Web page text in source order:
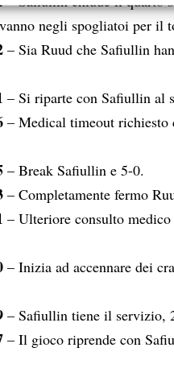
e presentare pubblicità e
sulla privacy.
negli spogliatoi per il
– Sia Ruud che Safiullin
– Si riparte con Safiullin al
– Medical timeout richiesto
– Break Safiullin e 5-0.
– Completamente fermo
– Ulteriore consulto
– Inizia ad accennare dei
– Safiullin tiene il servizio,
– Il gioco riprende con